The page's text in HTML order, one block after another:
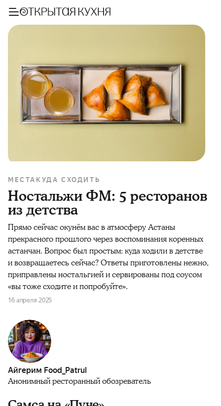
МЕСТА КУДА СХОДИТЬ
Ностальжи ФМ: 5 ресторанов
из детства
Прямо сейчас окунём вас в атмосферу Астаны
прекрасного прошлого через воспоминания коренных
астанчан. Вопрос был простым: куда ходили в детстве
и возвращаетесь сейчас? Ответы приготовлены нежно,
приправлены ностальгией и сервированы под соусом
«вы тоже сходите и попробуйте».
16 апреля 2025
Айгерим Food_Patrul
Анонимный ресторанный обозреватель